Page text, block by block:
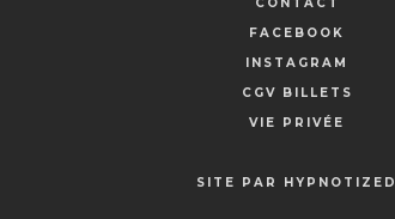
FACEBOOK
INSTAGRAM
CGV BILLETS
VIE PRIVÉE
SITE PAR HYPNOTIZED